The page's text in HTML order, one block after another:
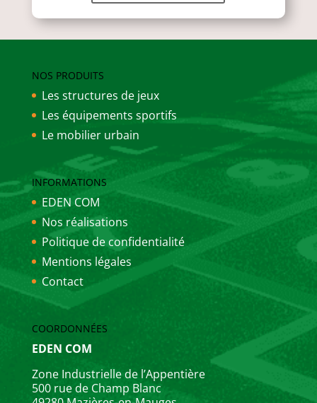
NOS PRODUITS
Les structures de jeux
Les équipements sportifs
Le mobilier urbain
INFORMATIONS
EDEN COM
Nos réalisations
Politique de confidentialité
Mentions légales
Contact
COORDONNÉES
EDEN COM
Zone Industrielle de l’Appentière
500 rue de Champ Blanc